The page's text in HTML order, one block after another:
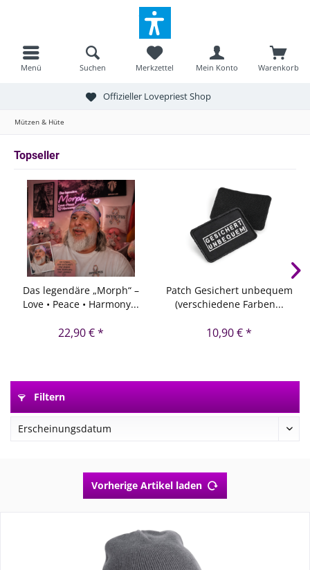
Menü Warenkorb
Merkzettel Mein Konto
Suchen
Offizieller Lovepriest Shop
Mützen & Hüte
Topseller
Das legendäre „Morph“ –
Love • Peace • Harmony...
22,90 € *
Patch Gesichert unbequem
(verschiedene Farben...
10,90 € *
Filtern
Vorherige Artikel laden